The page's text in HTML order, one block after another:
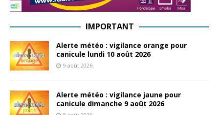
IMPORTANT
Alerte météo : vigilance orange pour
canicule lundi 10 août 2026
9 août 2026
Alerte météo : vigilance jaune pour
canicule dimanche 9 août 2026